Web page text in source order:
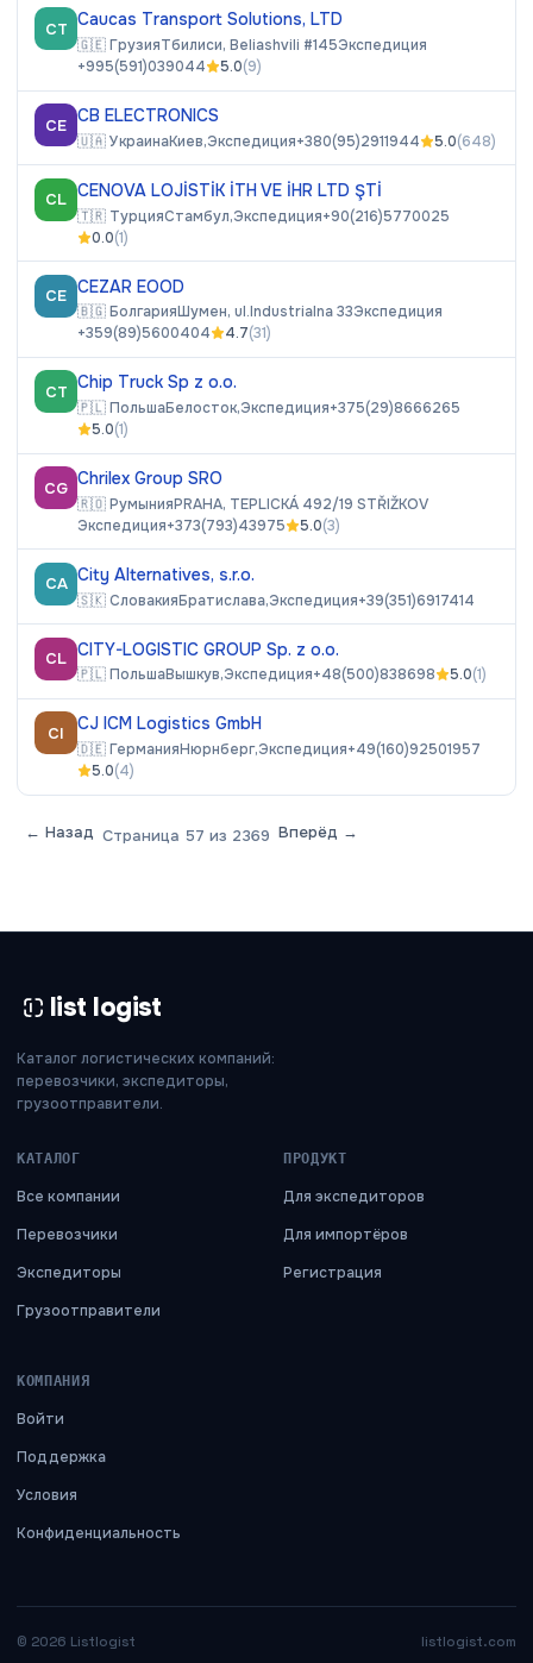
CT Caucas Transport Solutions, LTD
🇬🇪ГрузияТбилиси, Beliashvili #145Экспедиция
+995(591)039044
5.0(9)
CE CB ELECTRONICS
🇺🇦УкраинаКиев,Экспедиция+380(95)2911944 5.0(648)
CL CENOVA LOJİSTİK İTH VE İHR LTD ŞTİ
🇹🇷 ТурцияСтамбул,Экспедиция+90(216)5770025
0.0(1)
CE CEZAR EOOD
🇧🇬БолгарияШумен, ul.Industrialna 33Экспедиция
+359(89)5600404
4.7(31)
CT Chip Truck Sp z o.o.
🇵🇱ПольшаБелосток,Экспедиция+375(29)8666265
5.0(1)
CG Chrilex Group SRO
🇷🇴РумынияPRAHA, TEPLICKÁ 492/19 STŘIŽKOV
Экспедиция+373(793)43975 5.0(3)
CA City Alternatives, s.r.o.
🇸🇰СловакияБратислава,Экспедиция+39(351)6917414
CL CITY-LOGISTIC GROUP Sp. z o.o.
🇵🇱ПольшаВышкув,Экспедиция+48(500)838698 5.0(1)
CI CJ ICM Logistics GmbH
🇩🇪ГерманияНюрнберг,Экспедиция+49(160)92501957
5.0(4)
← Назад Страница 57 из 2369 Вперёд →
list logist
Каталог логистических компаний:
перевозчики, экспедиторы,
грузоотправители.
КАТАЛОГ
Все компании
Перевозчики
Экспедиторы
Грузоотправители
ПРОДУКТ
Для экспедиторов
Для импортёров
Регистрация
КОМПАНИЯ
Войти
Поддержка
Условия
Конфиденциальность
© 2026 Listlogist listlogist.com